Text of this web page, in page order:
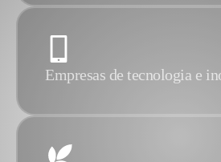
Empresas de tecnologia e